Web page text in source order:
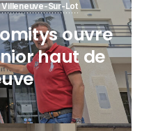
Villeneuve-Sur-Lot
ouvre
haut de